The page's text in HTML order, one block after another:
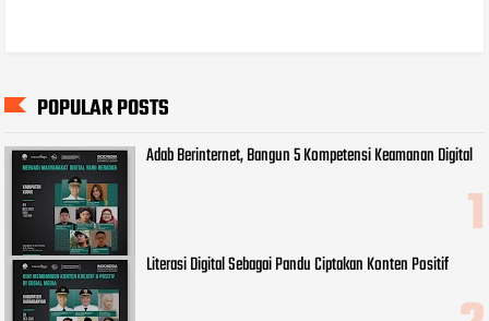
POPULAR POSTS
Adab Berinternet, Bangun 5 Kompetensi Keamanan Digital
Literasi Digital Sebagai Pandu Ciptakan Konten Positif